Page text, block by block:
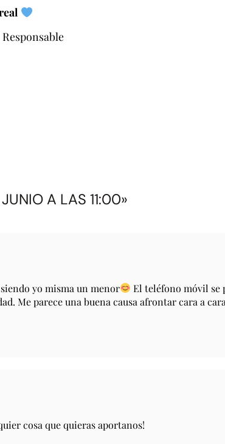
A LAS 11:00»
yo misma un menor
El teléfono móvil se
Me parece una buena causa afrontar cara a
cosa que quieras aportanos!